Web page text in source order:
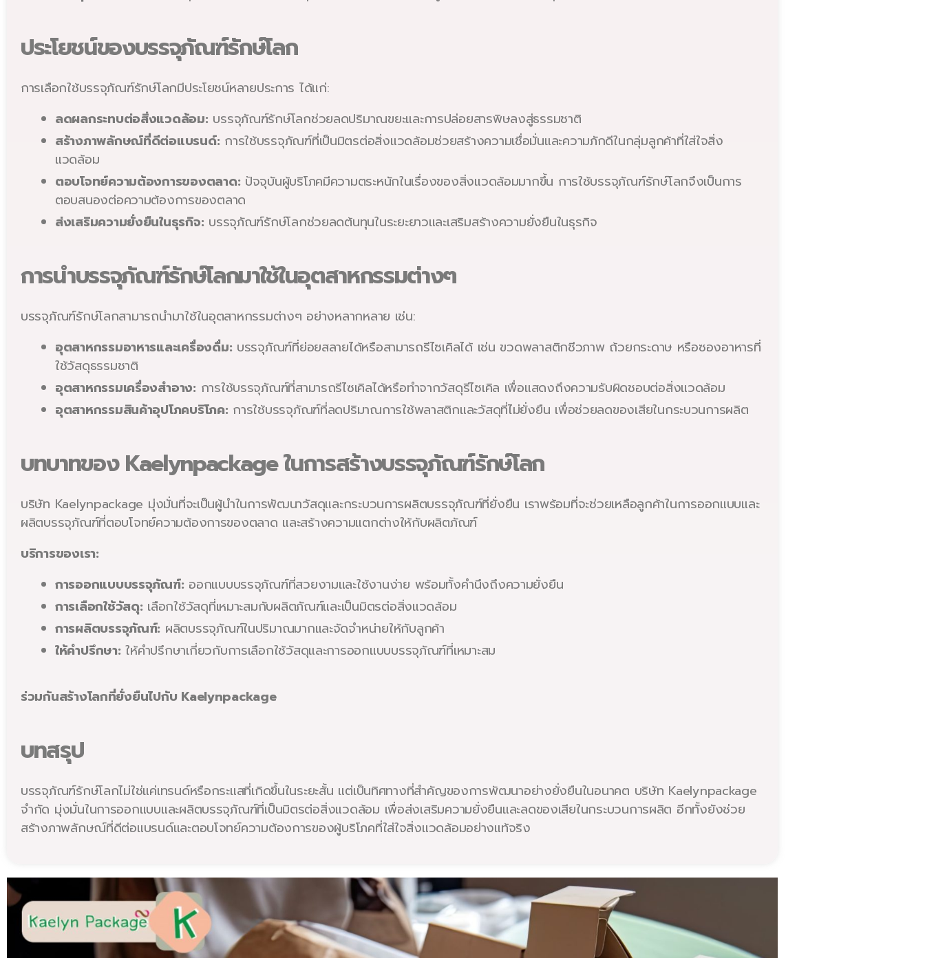
ประโยชน์ของบรรจุภัณฑ์รักษ์โลก
การเลือกใช้บรรจุภัณฑ์รักษ์โลกมีประโยชน์หลายประการ ได้แก่:
ลดผลกระทบต่อสิ่งแวดล้อม: บรรจุภัณฑ์รักษ์โลกช่วยลดปริมาณขยะและการปล่อยสารพิษลงสู่ธรรมชาติ
สร้างภาพลักษณ์ที่ดีต่อแบรนด์: การใช้บรรจุภัณฑ์ที่เป็นมิตรต่อสิ่งแวดล้อมช่วยสร้างความเชื่อมั่นและความภักดีในกลุ่มลูกค้าที่ใส่ใจสิ่ง
แวดล้อม
ตอบโจทย์ความต้องการของตลาด: ปัจจุบันผู้บริโภคมีความตระหนักในเรื่องของสิ่งแวดล้อมมากขึ้น การใช้บรรจุภัณฑ์รักษ์โลกจึงเป็นการ
ตอบสนองต่อความต้องการของตลาด
ส่งเสริมความยั่งยืนในธุรกิจ: บรรจุภัณฑ์รักษ์โลกช่วยลดต้นทุนในระยะยาวและเสริมสร้างความยั่งยืนในธุรกิจ
การนำบรรจุภัณฑ์รักษ์โลกมาใช้ในอุตสาหกรรมต่างๆ
บรรจุภัณฑ์รักษ์โลกสามารถนำมาใช้ในอุตสาหกรรมต่างๆ อย่างหลากหลาย เช่น:
อุตสาหกรรมอาหารและเครื่องดื่ม: บรรจุภัณฑ์ที่ย่อยสลายได้หรือสามารถรีไซเคิลได้ เช่น ขวดพลาสติกชีวภาพ ถ้วยกระดาษ หรือซองอาหารที่
ใช้วัสดุธรรมชาติ
อุตสาหกรรมเครื่องสำอาง: การใช้บรรจุภัณฑ์ที่สามารถรีไซเคิลได้หรือทำจากวัสดุรีไซเคิล เพื่อแสดงถึงความรับผิดชอบต่อสิ่งแวดล้อม
อุตสาหกรรมสินค้าอุปโภคบริโภค: การใช้บรรจุภัณฑ์ที่ลดปริมาณการใช้พลาสติกและวัสดุที่ไม่ยั่งยืน เพื่อช่วยลดของเสียในกระบวนการผลิต
บทบาทของ Kaelynpackage ในการสร้างบรรจุภัณฑ์รักษ์โลก
บริษัท Kaelynpackage มุ่งมั่นที่จะเป็นผู้นำในการพัฒนาวัสดุและกระบวนการผลิตบรรจุภัณฑ์ที่ยั่งยืน เราพร้อมที่จะช่วยเหลือลูกค้าในการออกแบบและ
ผลิตบรรจุภัณฑ์ที่ตอบโจทย์ความต้องการของตลาด และสร้างความแตกต่างให้กับผลิตภัณฑ์
บริการของเรา:
การออกแบบบรรจุภัณฑ์: ออกแบบบรรจุภัณฑ์ที่สวยงามและใช้งานง่าย พร้อมทั้งคำนึงถึงความยั่งยืน
การเลือกใช้วัสดุ: เลือกใช้วัสดุที่เหมาะสมกับผลิตภัณฑ์และเป็นมิตรต่อสิ่งแวดล้อม
การผลิตบรรจุภัณฑ์: ผลิตบรรจุภัณฑ์ในปริมาณมากและจัดจำหน่ายให้กับลูกค้า
ให้คำปรึกษา: ให้คำปรึกษาเกี่ยวกับการเลือกใช้วัสดุและการออกแบบบรรจุภัณฑ์ที่เหมาะสม
ร่วมกันสร้างโลกที่ยั่งยืนไปกับ Kaelynpackage
บทสรุป
บรรจุภัณฑ์รักษ์โลกไม่ใช่แค่เทรนด์หรือกระแสที่เกิดขึ้นในระยะสั้น แต่เป็นทิศทางที่สำคัญของการพัฒนาอย่างยั่งยืนในอนาคต บริษัท Kaelynpackage
จำกัด มุ่งมั่นในการออกแบบและผลิตบรรจุภัณฑ์ที่เป็นมิตรต่อสิ่งแวดล้อม เพื่อส่งเสริมความยั่งยืนและลดของเสียในกระบวนการผลิต อีกทั้งยังช่วย
สร้างภาพลักษณ์ที่ดีต่อแบรนด์และตอบโจทย์ความต้องการของผู้บริโภคที่ใส่ใจสิ่งแวดล้อมอย่างแท้จริง